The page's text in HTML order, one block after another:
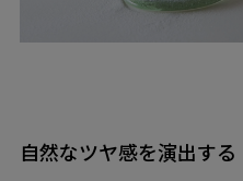
自然なツヤ感を演出する